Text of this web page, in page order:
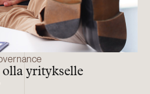
yritykselle